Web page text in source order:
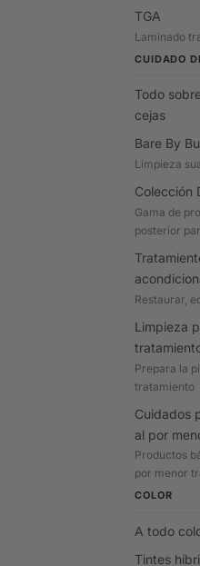
TGA
Laminado
CUIDADO
Todo
cejas
Bare By
Limpieza
Colección
Gama de
posterior
Restaurar,
Limpieza
Prepara la
tratamiento
Cuidados
al por
Productos
por menor
COLOR
A todo
Tintes